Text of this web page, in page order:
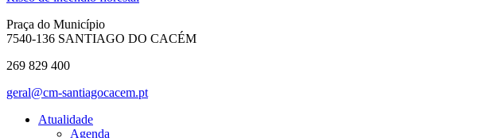
Praça do Município
7540-136 SANTIAGO DO CACÉM
269 829 400
geral@cm-santiagocacem.pt
Atualidade
Agenda